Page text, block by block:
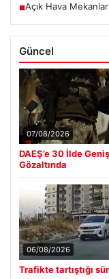
■Açık Hava
Güncel
07/08/2026
DAEŞ’e 30 İlde
Gözaltında
06/08/2026
Trafikte tartıştığı